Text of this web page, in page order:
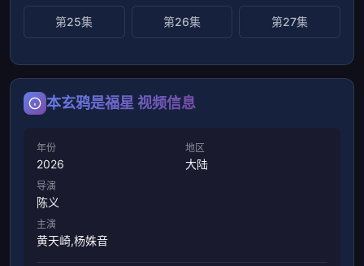
第25集 第26集 第27集
本玄鸦是福星 视频信息
年份
2026
地区
大陆
导演
陈义
主演
黄天崎,杨姝音